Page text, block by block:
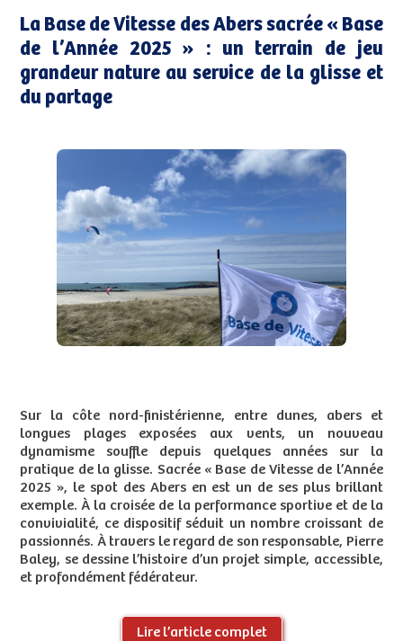
La Base de Vitesse des Abers sacrée « Base
de l’Année 2025 » : un terrain de jeu
grandeur nature au service de la glisse et
du partage
Sur la côte nord-finistérienne, entre dunes, abers et
longues plages exposées aux vents, un nouveau
dynamisme souffle depuis quelques années sur la
pratique de la glisse. Sacrée « Base de Vitesse de l’Année
2025 », le spot des Abers en est un de ses plus brillant
exemple. À la croisée de la performance sportive et de la
convivialité, ce dispositif séduit un nombre croissant de
passionnés. À travers le regard de son responsable, Pierre
Baley, se dessine l’histoire d’un projet simple, accessible,
et profondément fédérateur.
Lire l’article complet